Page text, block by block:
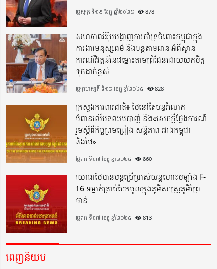
ថ្ងៃសុក្រ ទី១៩ ខែធ្នូ ឆ្នាំ២០២៥ 878
សហភាពអឺរ៉ុបបង្ហាញការគាំទ្រចំពោះកម្ពុជាក្នុង
ការងារមនុស្សធម៌ និងបន្តតាមដាន អំពីស្ថាន
ការណ៍វិវត្តន៍នៃជម្លោះតាមព្រំដែនដោយយកចិត្ត
ទុកដាក់ខ្ពស់
ថ្ងៃព្រហស្បតិ៍ ទី១៨ ខែធ្នូ ឆ្នាំ២០២៥ 828
ក្រសួងការពារជាតិ៖ ថៃនៅតែបន្តរំលោភ
បំពានលើបទឈប់បាញ់ និង«សេចក្តីថ្លែងការណ៍
រួមស្តីពីកិច្ចព្រមព្រៀង សន្តិភាព រវាងកម្ពុជា
និងថៃ»
ថ្ងៃពុធ ទី១៧ ខែធ្នូ ឆ្នាំ២០២៥ 860
យោធាថៃបានបន្តប្រើប្រាស់យន្តហោះចម្បាំង F-
16 ទម្លាក់គ្រាប់បែកចូលក្នុងភូមិសាស្ត្រភូមិព្រៃ
ចាន់
ថ្ងៃពុធ ទី១៧ ខែធ្នូ ឆ្នាំ២០២៥ 813
ពេញនិយម